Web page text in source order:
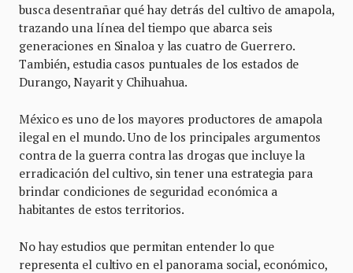
busca desentrañar qué hay detrás del cultivo de amapola,
trazando una línea del tiempo que abarca seis
generaciones en Sinaloa y las cuatro de Guerrero.
También, estudia casos puntuales de los estados de
Durango, Nayarit y Chihuahua.
México es uno de los mayores productores de amapola
ilegal en el mundo. Uno de los principales argumentos
contra de la guerra contra las drogas que incluye la
erradicación del cultivo, sin tener una estrategia para
brindar condiciones de seguridad económica a
habitantes de estos territorios.
No hay estudios que permitan entender lo que
representa el cultivo en el panorama social, económico,